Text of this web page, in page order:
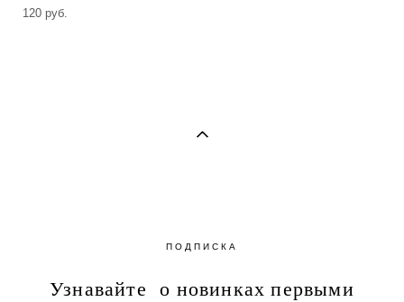
120 pуб.
ПОДПИСКА
Узнавайте о новинках первыми